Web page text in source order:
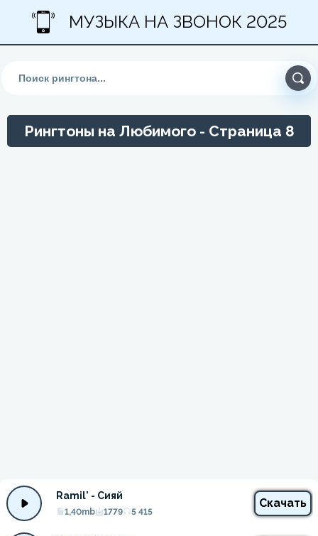
МУЗЫКА НА ЗВОНОК 2025
Рингтоны на Любимого - Страница 8
Ramil' - Сияй
1,40mb 1779 5 415
Скачать